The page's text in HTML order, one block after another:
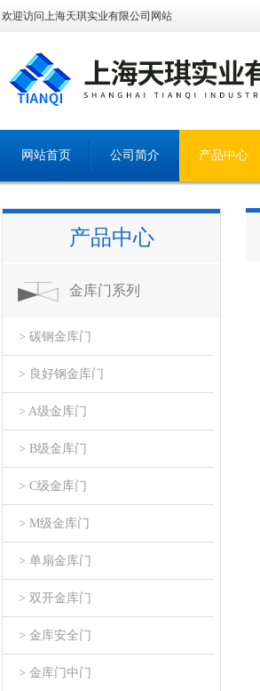
欢迎访问上海天琪实业有限公司网站
网站首页 公司简介 产品中心
产品中心
金库门系列
> 碳钢金库门
> 良好钢金库门
> A级金库门
> B级金库门
> C级金库门
> M级金库门
> 单扇金库门
> 双开金库门
> 金库安全门
> 金库门中门